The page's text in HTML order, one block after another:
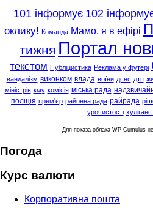
101 інформує 102
оклику! Команда Мамо, я в ефірі
тижня Портал
текстом Публіцистика Реклама у футері
вандалізм виконком влада воїни дснс дтп
міністрів кму комісія міська рада
поліція прем'єр районна рада райрада
урочистості
Для показа облака WP-Cumulus
Погода
Курс валюти
Корпоративна пошта